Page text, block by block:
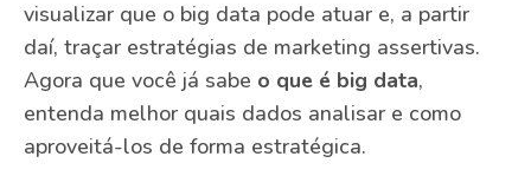
visualizar que o big data pode atuar e, a partir
daí, traçar estratégias de marketing assertivas.
Agora que você já sabe o que é big data,
entenda melhor quais dados analisar e como
aproveitá-los de forma estratégica.